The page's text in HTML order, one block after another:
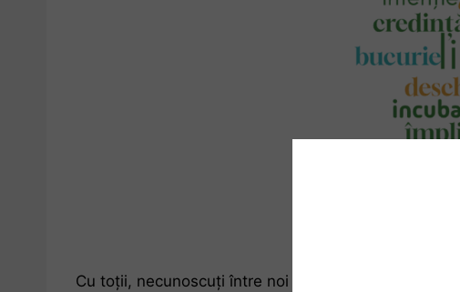
Cu toții, necunoscuți între noi în fond, și totuși uniți